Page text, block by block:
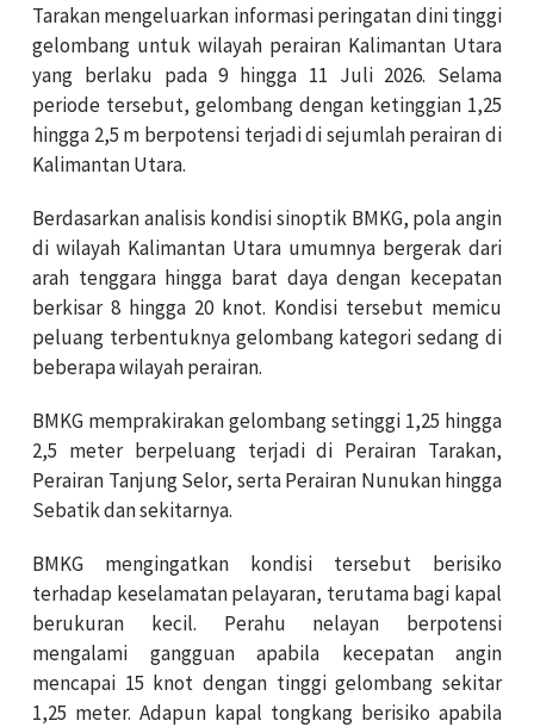
Tarakan mengeluarkan informasi peringatan dini tinggi
gelombang untuk wilayah perairan Kalimantan Utara
yang berlaku pada 9 hingga 11 Juli 2026. Selama
periode tersebut, gelombang dengan ketinggian 1,25
hingga 2,5 m berpotensi terjadi di sejumlah perairan di
Kalimantan Utara.
Berdasarkan analisis kondisi sinoptik BMKG, pola angin
di wilayah Kalimantan Utara umumnya bergerak dari
arah tenggara hingga barat daya dengan kecepatan
berkisar 8 hingga 20 knot. Kondisi tersebut memicu
peluang terbentuknya gelombang kategori sedang di
beberapa wilayah perairan.
BMKG memprakirakan gelombang setinggi 1,25 hingga
2,5 meter berpeluang terjadi di Perairan Tarakan,
Perairan Tanjung Selor, serta Perairan Nunukan hingga
Sebatik dan sekitarnya.
BMKG mengingatkan kondisi tersebut berisiko
terhadap keselamatan pelayaran, terutama bagi kapal
berukuran kecil. Perahu nelayan berpotensi
mengalami gangguan apabila kecepatan angin
mencapai 15 knot dengan tinggi gelombang sekitar
1,25 meter. Adapun kapal tongkang berisiko apabila